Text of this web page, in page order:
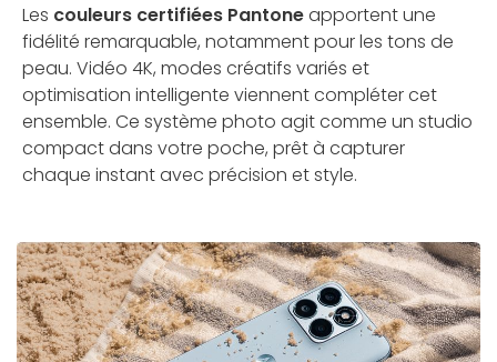
Les couleurs certifiées Pantoneapportent une
fidélité remarquable, notamment pour les tons de
peau. Vidéo 4K, modes créatifs variés et
optimisation intelligente viennent compléter cet
ensemble. Ce système photo agit comme un studio
compact dans votre poche, prêt à capturer
chaque instant avec précision et style.